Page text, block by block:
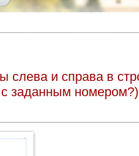
слева и справа в
с заданным номером?)